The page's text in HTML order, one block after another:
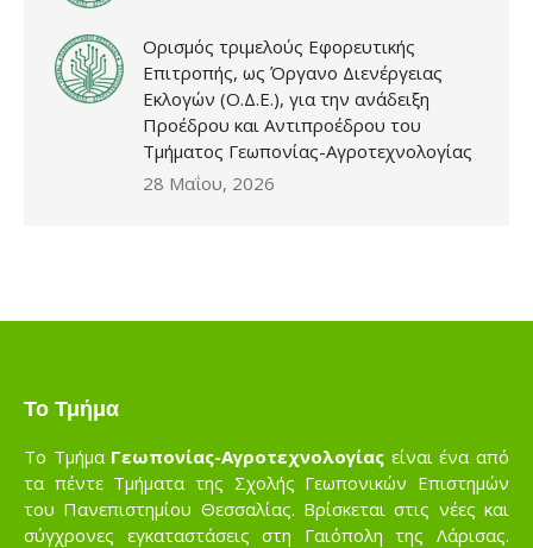
Ορισμός τριμελούς Εφορευτικής
Επιτροπής, ως Όργανο Διενέργειας
Εκλογών (Ο.Δ.Ε.), για την ανάδειξη
Προέδρου και Αντιπροέδρου του
Τμήματος Γεωπονίας-Αγροτεχνολογίας
28 Μαΐου, 2026
Το Τμήμα
Το Τμήμα Γεωπονίας-Αγροτεχνολογίας είναι ένα από
τα πέντε Τμήματα της Σχολής Γεωπονικών Επιστημών
του Πανεπιστημίου Θεσσαλίας. Βρίσκεται στις νέες και
σύγχρονες εγκαταστάσεις στη Γαιόπολη της Λάρισας.